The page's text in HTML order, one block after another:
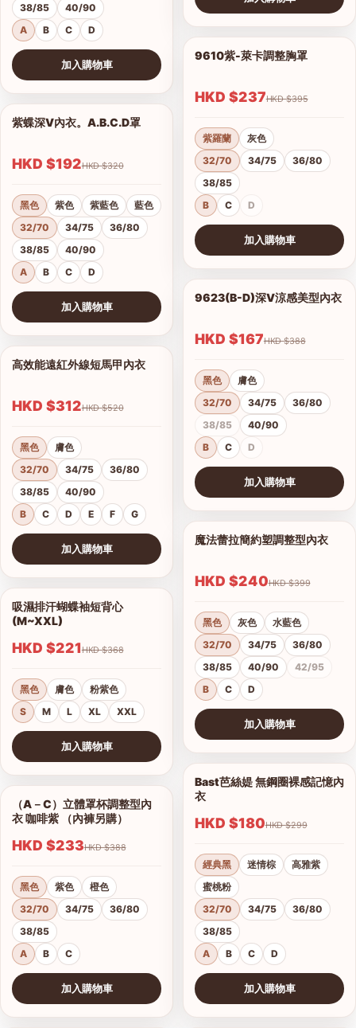
38/85
40/90
A
B C D
加入購物車
1/15
查看圖片
紫蝶深V內衣。A.B.C.D罩
HKD $192 HKD $320
黑色 紫色 紫藍色
藍色
32/70
34/75
36/80
38/85
40/90
A
B C D
加入購物車
1/14
查看圖片
高效能遠紅外線短馬甲內衣
HKD $312 HKD $520
黑色
膚色
32/70
34/75
36/80
38/85
40/90
B
C D E F G
加入購物車
查看圖片
吸濕排汗蝴蝶袖短背心
(M~XXL)
HKD $221 HKD $368
黑色 膚色
粉紫色
S
M L XL XXL
加入購物車
1/5
查看圖片
（A－C）立體罩杯調整型內
衣 咖啡紫 （內褲另購）
HKD $233 HKD $388
黑色 紫色
橙色
32/70
34/75
36/80
38/85
A
B C
加入購物車
查看圖片
查看圖片
9610紫-萊卡調整胸罩
HKD $237 HKD $395
紫羅蘭
灰色
32/70
34/75
36/80
38/85
B
C D
加入購物車
1/2
查看圖片
9623(B-D)深V涼感美型內衣
HKD $167 HKD $388
黑色
膚色
32/70
34/75
36/80
38/85
40/90
B
C D
加入購物車
1/10
查看圖片
魔法蕾拉簡約塑調整型內衣
HKD $240 HKD $399
黑色 灰色
水藍色
32/70
34/75
36/80
38/85
40/90
42/95
B
C D
加入購物車
1/15
查看圖片
Bast芭絲媞 無鋼圈裸感記憶內
衣
HKD $180 HKD $299
經典黑 迷情棕
高雅紫
蜜桃粉
32/70
34/75
36/80
38/85
A
B C D
加入購物車
查看圖片
港澳中文